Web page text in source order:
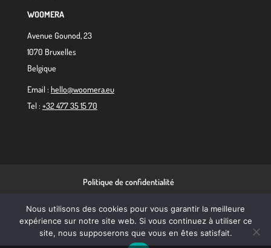
WOOMERA
Avenue Gounod, 23
1070 Bruxelles
Belgique
Email : hello@woomera.eu
Tel : +32 477 35 15 70
Politique de confidentialité
Nous utilisons des cookies pour vous garantir la meilleure
expérience sur notre site web. Si vous continuez à utiliser ce
site, nous supposerons que vous en êtes satisfait.